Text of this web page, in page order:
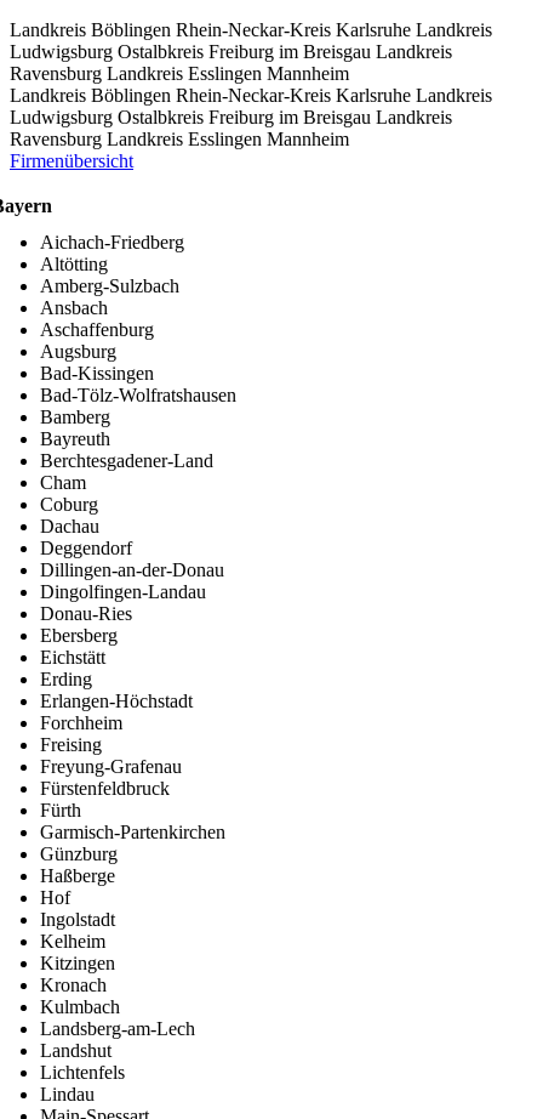
Landkreis Böblingen Rhein-Neckar-Kreis Karlsruhe Landkreis
Ludwigsburg Ostalbkreis Freiburg im Breisgau Landkreis
Ravensburg Landkreis Esslingen Mannheim
Landkreis Böblingen Rhein-Neckar-Kreis Karlsruhe Landkreis
Ludwigsburg Ostalbkreis Freiburg im Breisgau Landkreis
Ravensburg Landkreis Esslingen Mannheim
Firmenübersicht
Aichach-Friedberg
Altötting
Amberg-Sulzbach
Ansbach
Aschaffenburg
Augsburg
Bad-Kissingen
Bad-Tölz-Wolfratshausen
Bamberg
Bayreuth
Berchtesgadener-Land
Cham
Coburg
Dachau
Deggendorf
Dillingen-an-der-Donau
Dingolfingen-Landau
Donau-Ries
Ebersberg
Eichstätt
Erding
Erlangen-Höchstadt
Forchheim
Freising
Freyung-Grafenau
Fürstenfeldbruck
Fürth
Garmisch-Partenkirchen
Günzburg
Haßberge
Hof
Ingolstadt
Kelheim
Kitzingen
Kronach
Kulmbach
Landsberg-am-Lech
Landshut
Lichtenfels
Lindau